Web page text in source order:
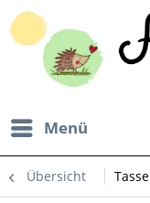
Menü
Übersicht Tasse